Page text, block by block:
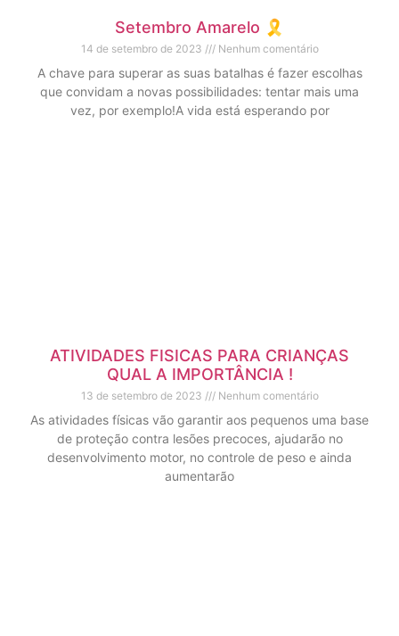
Setembro Amarelo 🎗️
14 de setembro de 2023 Nenhum comentário
A chave para superar as suas batalhas é fazer escolhas
que convidam a novas possibilidades: tentar mais uma
vez, por exemplo!A vida está esperando por
ATIVIDADES FISICAS PARA CRIANÇAS
QUAL A IMPORTÂNCIA !
13 de setembro de 2023 Nenhum comentário
As atividades físicas vão garantir aos pequenos uma base
de proteção contra lesões precoces, ajudarão no
desenvolvimento motor, no controle de peso e ainda
aumentarão